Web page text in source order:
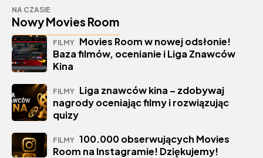
NA CZASIE
Nowy Movies Room
FILMY Movies Room w nowej odsłonie!
Baza filmów, ocenianie i Liga Znawców
Kina
FILMY Liga znawców kina – zdobywaj
nagrody oceniając filmy i rozwiązując
quizy
FILMY 100.000 obserwujących Movies
Room na Instagramie! Dziękujemy!